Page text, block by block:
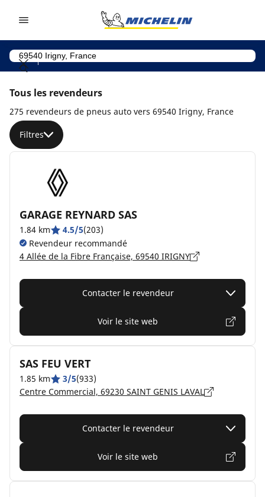
Tous les revendeurs
275 revendeurs de pneus auto vers 69540 Irigny, France
Filtres
GARAGE REYNARD SAS
1.84 km 4.5/5(203)
Revendeur recommandé
4 Allée de la Fibre Française, 69540 IRIGNY
Contacter le revendeur
Voir le site web
SAS FEU VERT
1.85 km 3/5(933)
Centre Commercial, 69230 SAINT GENIS LAVAL
Contacter le revendeur
Voir le site web